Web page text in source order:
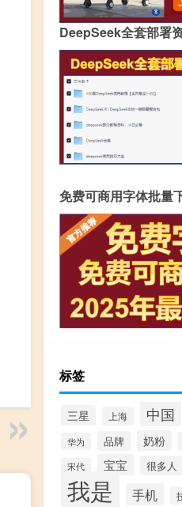
DeepSeek全套部署
免费可商用字体批量
标签
三星 上海 中国
华为 品牌 奶粉
宋代 宝宝 很多人
我是 手机